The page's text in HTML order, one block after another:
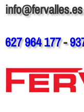
info@fervalles.es
627 964 177-